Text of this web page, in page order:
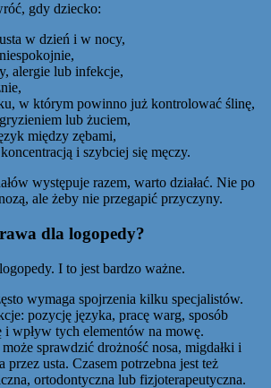
gdy dziecko:
w dzień i w nocy,
alergie lub infekcje,
w którym powinno już kontrolować ślinę,
lub żuciem,
między zębami,
i szybciej się męczy.
występuje razem, warto działać. Nie po
ale żeby nie przegapić przyczyny.
dla logopedy?
I to jest bardzo ważne.
wymaga spojrzenia kilku specjalistów.
pozycję języka, pracę warg, sposób
i wpływ tych elementów na mowę.
sprawdzić drożność nosa, migdałki i
usta. Czasem potrzebna jest też
ortodontyczna lub fizjoterapeutyczna.